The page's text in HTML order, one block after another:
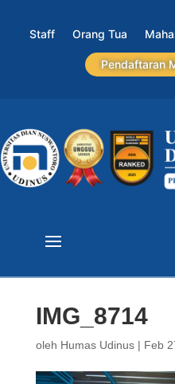
Staff Orang Tua
Pendaftaran
IMG_8714
oleh Humas Udinus| Feb